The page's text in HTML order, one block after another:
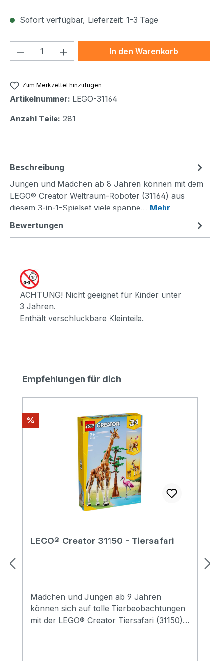
Sofort verfügbar, Lieferzeit: 1-3 Tage
Produkt Anzahl: Gib denIn den Warenkorb
Zum Merkzettel hinzufügen
Artikelnummer: LEGO-31164
Anzahl Teile: 281
Beschreibung
Jungen und Mädchen ab 8 Jahren können mit dem
LEGO® Creator Weltraum-Roboter (31164) aus
diesem 3-in-1-Spielset viele spanne… Mehr
Bewertungen
ACHTUNG! Nicht geeignet für Kinder unter
3 Jahren.
Enthält verschluckbare Kleinteile.
Produktgalerie überspringen
Empfehlungen für dich
Rabatt
%
LEGO® Creator 31150 - Tiersafari
Mädchen und Jungen ab 9 Jahren
können sich auf tolle Tierbeobachtungen
mit der LEGO® Creator Tiersafari (31150)